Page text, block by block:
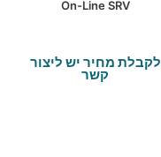
On-Line SRV
לקבלת מחיר יש ליצור
קשר